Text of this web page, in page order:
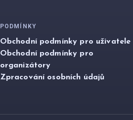
PODMÍNKY
Obchodní podmínky pro uživatele
Obchodní podmínky pro
organizátory
Zpracování osobních údajů